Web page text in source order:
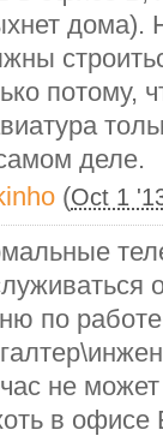
дома).
потому,
деле.
(Oct 1
по
не
в офисе